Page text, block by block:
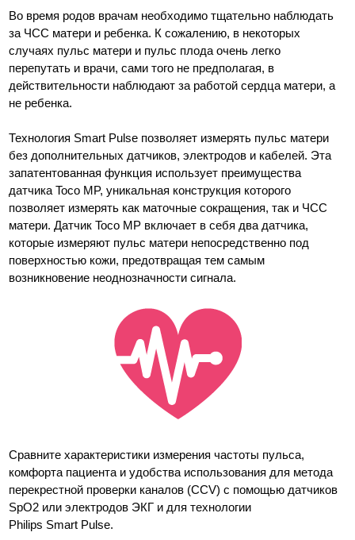
Во время родов врачам необходимо тщательно наблюдать
за ЧСС матери и ребенка. К сожалению, в некоторых
случаях пульс матери и пульс плода очень легко
перепутать и врачи, сами того не предполагая, в
действительности наблюдают за работой сердца матери, а
не ребенка.
Технология Smart Pulse позволяет измерять пульс матери
без дополнительных датчиков, электродов и кабелей. Эта
запатентованная функция использует преимущества
датчика Toco MP, уникальная конструкция которого
позволяет измерять как маточные сокращения, так и ЧСС
матери. Датчик Toco MP включает в себя два датчика,
которые измеряют пульс матери непосредственно под
поверхностью кожи, предотвращая тем самым
возникновение неоднозначности сигнала.
Сравните характеристики измерения частоты пульса,
комфорта пациента и удобства использования для метода
перекрестной проверки каналов (CCV) с помощью датчиков
SpO2 или электродов ЭКГ и для технологии
Philips Smart Pulse.